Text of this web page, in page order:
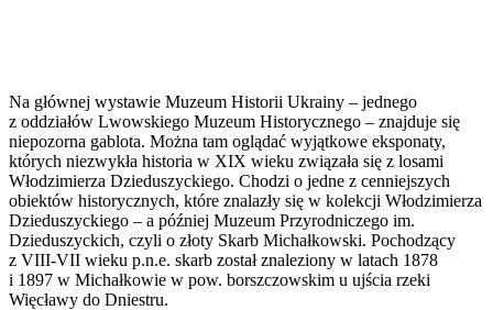
Na głównej wystawie Muzeum Historii Ukrainy – jednego
z oddziałów Lwowskiego Muzeum Historycznego – znajduje się
niepozorna gablota. Można tam oglądać wyjątkowe eksponaty,
których niezwykła historia w XIX wieku związała się z losami
Włodzimierza Dzieduszyckiego. Chodzi o jedne z cenniejszych
obiektów historycznych, które znalazły się w kolekcji Włodzimierza
Dzieduszyckiego – a później Muzeum Przyrodniczego im.
Dzieduszyckich, czyli o złoty Skarb Michałkowski. Pochodzący
z VIII-VII wieku p.n.e. skarb został znaleziony w latach 1878
i 1897 w Michałkowie w pow. borszczowskim u ujścia rzeki
Więcławy do Dniestru.